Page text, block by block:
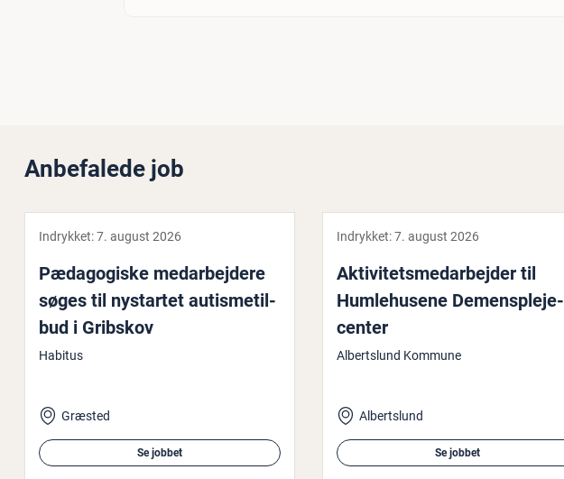
Anbefalede job
Indrykket:7. august 2026
Pæ­da­go­gi­ske me­d­ar­bej­de­re
søges til nystartet au­tis­me­til­
bud i Gribskov
Habitus
Græsted
Se jobbet
Indrykket:7. august 2026
Ak­ti­vi­tets­me­d­ar­bej­der til
Hum­le­hu­se­ne De­mens­ple­je­
cen­ter
Albertslund Kommune
Albertslund
Se jobbet